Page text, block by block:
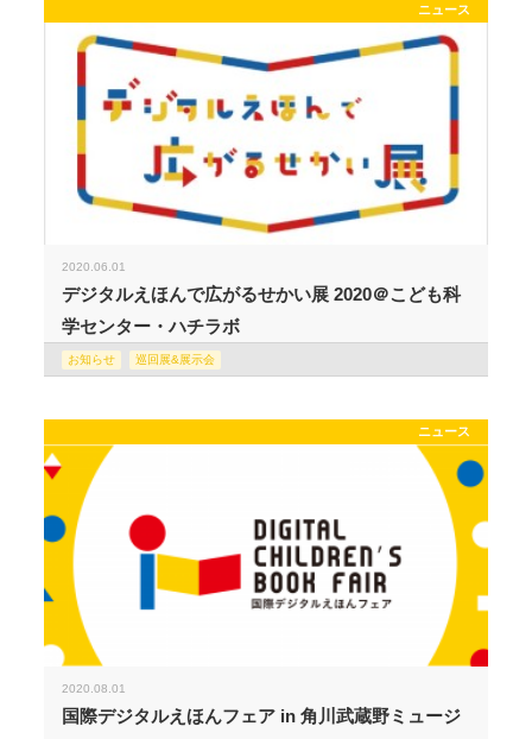
ニュース
2020.06.01
デジタルえほんで広がるせかい展 2020＠こども科
学センター・ハチラボ
お知らせ 巡回展&展示会
ニュース
2020.08.01
国際デジタルえほんフェア in 角川武蔵野ミュージ